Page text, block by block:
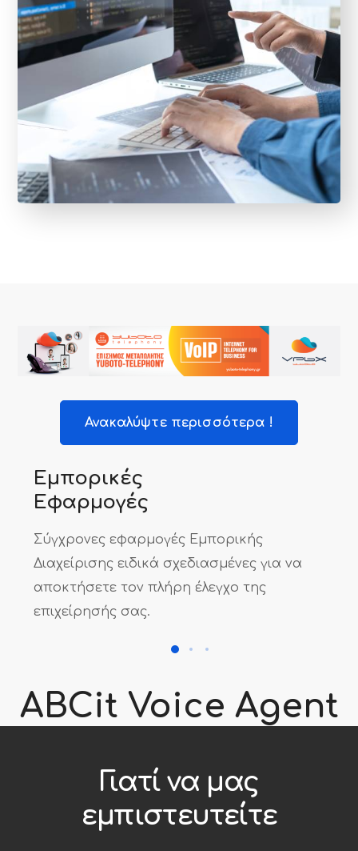
Ανακαλύψτε περισσότερα !
Εμπορικές
Εφαρμογές
Σύγχρονες εφαρμογές Εμπορικής
Διαχείρισης ειδικά σχεδιασμένες για να
αποκτήσετε τον πλήρη έλεγχο της
επιχείρησής σας.
ABCit Voice Agent
Γιατί να μας
εμπιστευτείτε